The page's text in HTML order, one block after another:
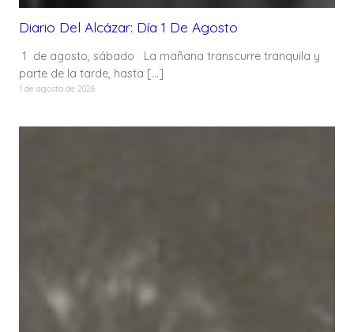
Diario Del Alcázar: Día 1 De Agosto
1 de agosto, sábado La mañana transcurre tranquila y
parte de la tarde, hasta […]
1 de agosto de 2026